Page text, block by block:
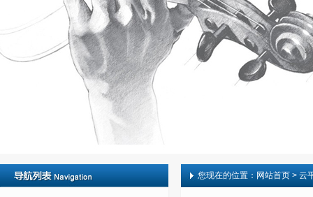
您现在的位置： 网站首页 > 云